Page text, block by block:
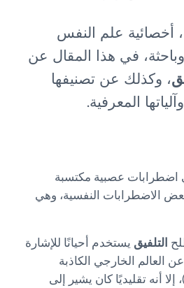
أخصائية علم النفس
في هذا المقال عن
، وكذلك عن تصنيفها
المعرفية.
اضطرابات عصبية مكتسبة
الاضطرابات النفسية، وهي
التلفيق يستخدم أحيانًا للإشارة
العالم الخارجي الكاذبة
إلا أنه تقليديًا كان يشير إلى